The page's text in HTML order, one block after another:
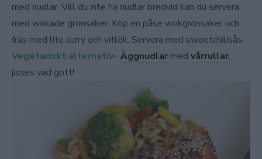
med nudlar. Vill du inte ha nudlar bredvid kan du servera
med wokade grönsaker. Köp en påse wokgrönsaker och
fräs med lite curry och vitlök. Servera med sweetchilisås.
Vegetariskt alternativ- Äggnudlar med vårrullar,
jisses vad gott!